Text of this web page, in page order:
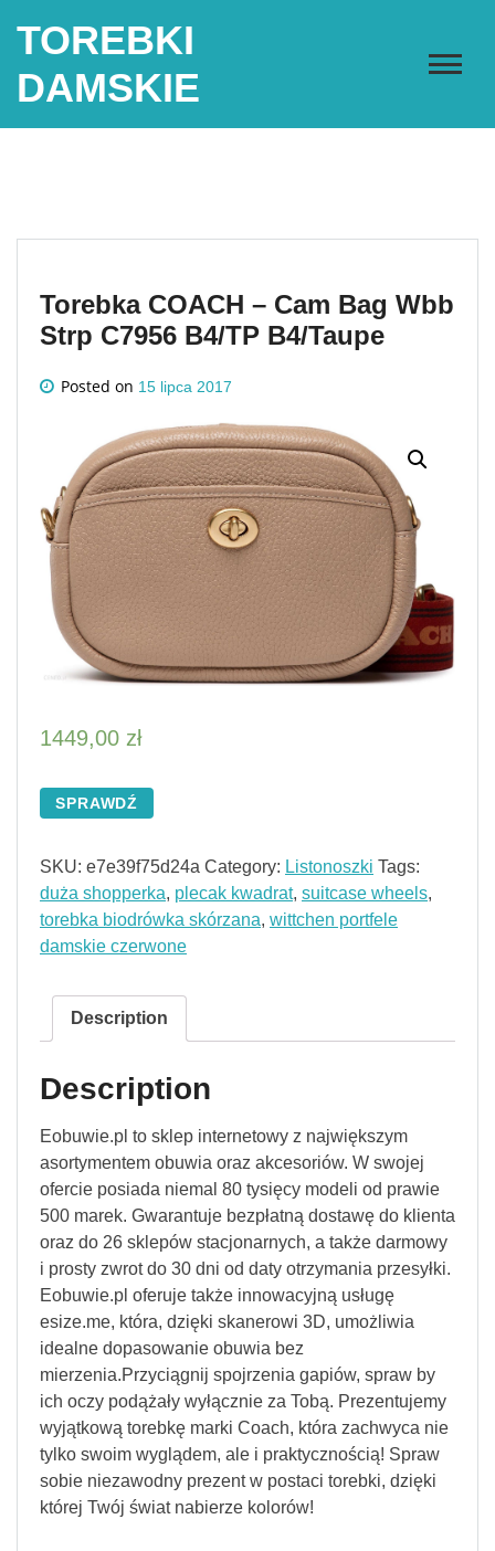
TOREBKI
DAMSKIE
Torebka COACH – Cam Bag Wbb
Strp C7956 B4/TP B4/Taupe
Posted on 15 lipca 2017
1449,00 zł
SPRAWDŹ
SKU: e7e39f75d24a Category: Listonoszki Tags:
duża shopperka, plecak kwadrat, suitcase wheels,
torebka biodrówka skórzana, wittchen portfele
damskie czerwone
Description
Description
Eobuwie.pl to sklep internetowy z największym
asortymentem obuwia oraz akcesoriów. W swojej
ofercie posiada niemal 80 tysięcy modeli od prawie
500 marek. Gwarantuje bezpłatną dostawę do klienta
oraz do 26 sklepów stacjonarnych, a także darmowy
i prosty zwrot do 30 dni od daty otrzymania przesyłki.
Eobuwie.pl oferuje także innowacyjną usługę
esize.me, która, dzięki skanerowi 3D, umożliwia
idealne dopasowanie obuwia bez
mierzenia.Przyciągnij spojrzenia gapiów, spraw by
ich oczy podążały wyłącznie za Tobą. Prezentujemy
wyjątkową torebkę marki Coach, która zachwyca nie
tylko swoim wyglądem, ale i praktycznością! Spraw
sobie niezawodny prezent w postaci torebki, dzięki
której Twój świat nabierze kolorów!